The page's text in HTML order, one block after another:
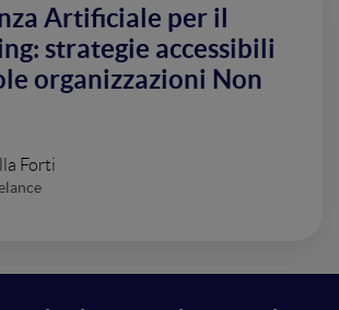
Artificiale per il
strategie accessibili
organizzazioni Non
Forti